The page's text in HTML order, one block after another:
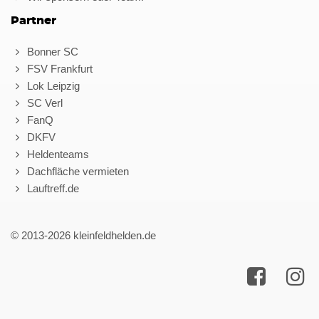
Partner
Bonner SC
FSV Frankfurt
Lok Leipzig
SC Verl
FanQ
DKFV
Heldenteams
Dachfläche vermieten
Lauftreff.de
© 2013-2026 kleinfeldhelden.de